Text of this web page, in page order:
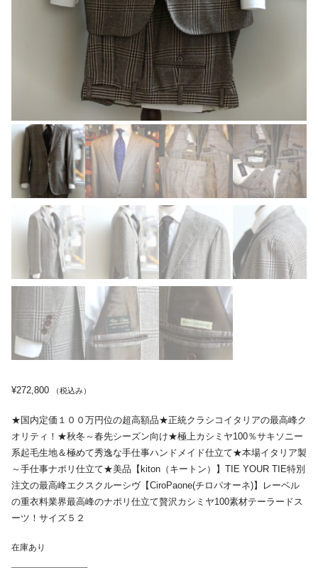
¥272,800 （税込み）
★国内定価１００万円位の超高額品★正統クラシコイタリアの最高峰ク
オリティ！★秋冬～春先シーズン向け★極上カシミヤ100％サキソニー
系起毛生地＆極めて秀逸な手仕事ハンドメイド仕立て★本場イタリア製
～手仕事ナポリ仕立て★美品【kiton（キートン）】TIE YOUR TIE特別
注文の最高峰エクスクルーシヴ【CiroPaone(チロパオーネ)】レーベル
の重衣料業界最高峰のナポリ仕立て贅沢カシミヤ100素材テーラードス
ーツ！サイズ５２
在庫あり